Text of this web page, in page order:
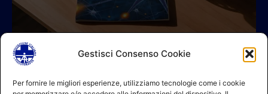
Gestisci Consenso Cookie
Per fornire le migliori esperienze, utilizziamo tecnologie come i cookie